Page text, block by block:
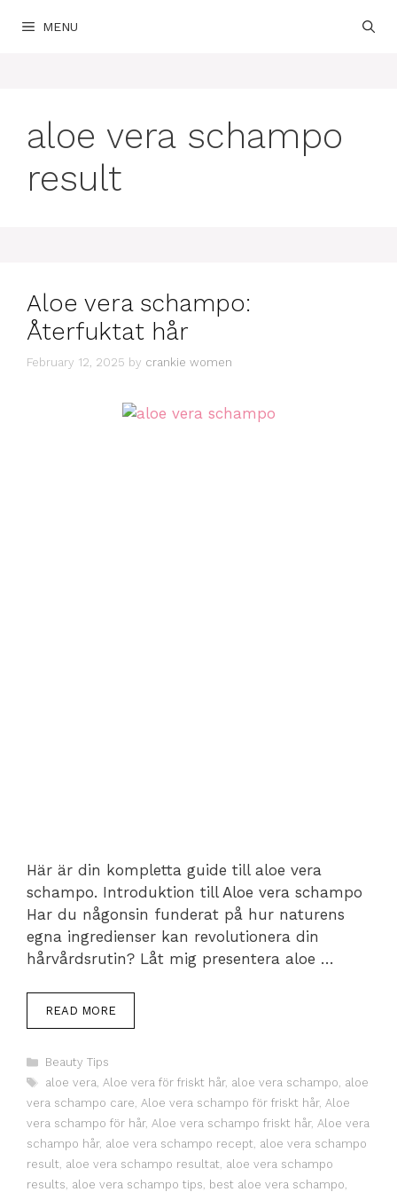
MENU
aloe vera schampo
result
Aloe vera schampo:
Återfuktat hår
February 12, 2025 by crankie women
Här är din kompletta guide till aloe vera
schampo. Introduktion till Aloe vera schampo
Har du någonsin funderat på hur naturens
egna ingredienser kan revolutionera din
hårvårdsrutin? Låt mig presentera aloe …
READ MORE
Categories
Beauty Tips
Tags
aloe vera, Aloe vera för friskt hår, aloe vera schampo, aloe
vera schampo care, Aloe vera schampo för friskt hår, Aloe
vera schampo för hår, Aloe vera schampo friskt hår, Aloe vera
schampo hår, aloe vera schampo recept, aloe vera schampo
result, aloe vera schampo resultat, aloe vera schampo
results, aloe vera schampo tips, best aloe vera schampo,